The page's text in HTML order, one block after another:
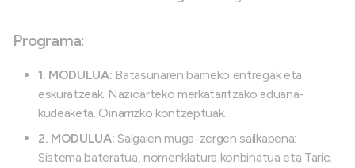
Programa:
1. MODULUA: Batasunaren barneko entregak eta
eskuratzeak. Nazioarteko merkataritzako aduana-
kudeaketa. Oinarrizko kontzeptuak.
2. MODULUA: Salgaien muga-zergen sailkapena:
Sistema bateratua, nomenklatura konbinatua eta Taric.